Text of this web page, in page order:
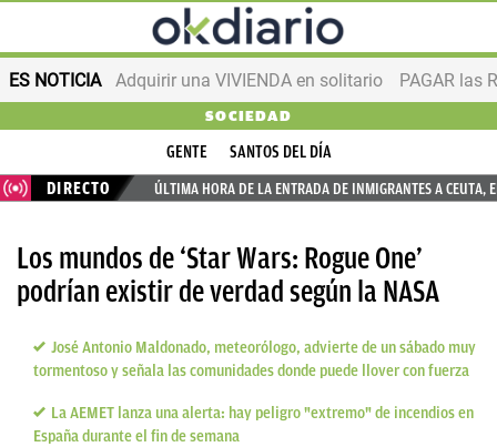
ES NOTICIA Adquirir una VIVIENDA en solitario PAGAR las
SOCIEDAD
GENTE
SANTOS DEL DÍA
DIRECTO
ÚLTIMA HORA DE LA ENTRADA DE INMIGRANTES A CEUTA,
Los mundos de ‘Star Wars: Rogue One’
podrían existir de verdad según la NASA
José Antonio Maldonado, meteorólogo, advierte de un sábado muy
tormentoso y señala las comunidades donde puede llover con fuerza
La AEMET lanza una alerta: hay peligro "extremo" de incendios en
España durante el fin de semana